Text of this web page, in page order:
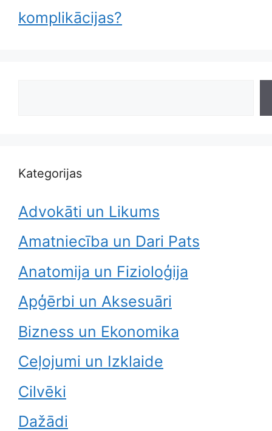
komplikācijas?
Kategorijas
Advokāti un Likums
Amatniecība un Dari Pats
Anatomija un Fizioloģija
Apģērbi un Aksesuāri
Bizness un Ekonomika
Ceļojumi un Izklaide
Cilvēki
Dažādi